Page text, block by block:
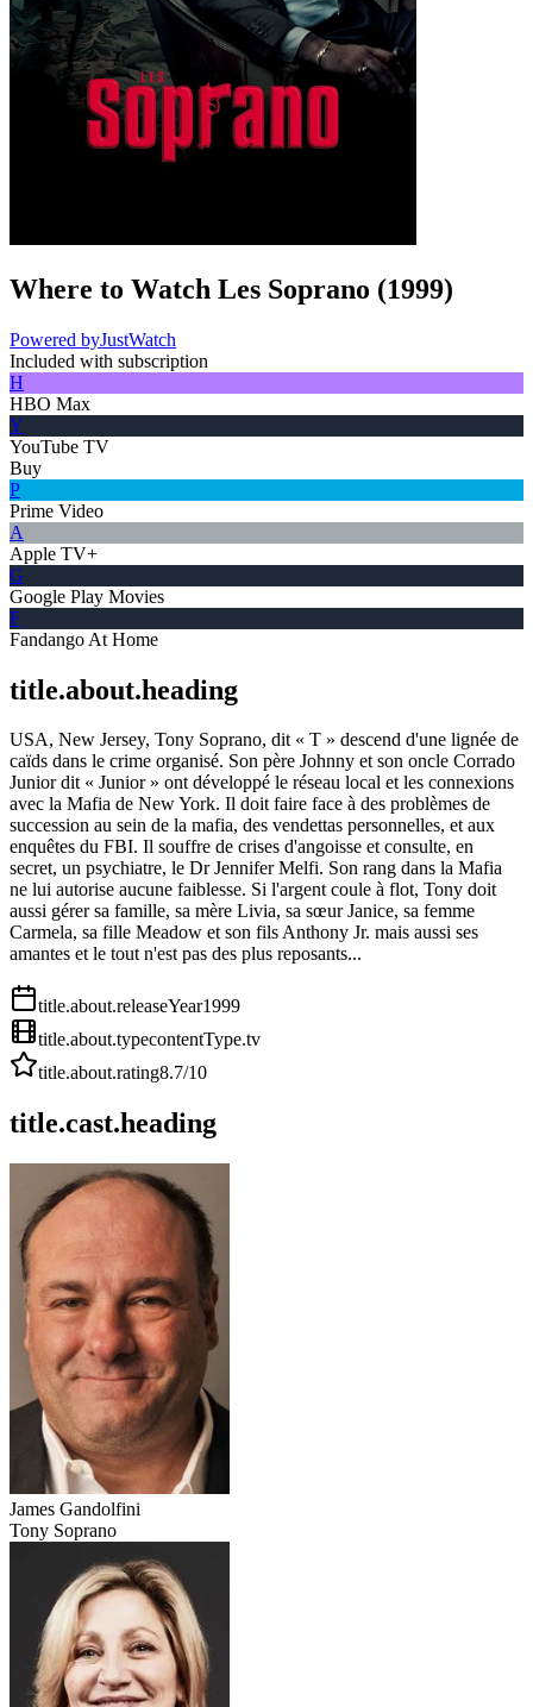
Where to Watch Les Soprano (1999)
Powered byJustWatch
Included with subscription
H
HBO Max
Y
YouTube TV
Buy
P
Prime Video
A
Apple TV+
G
Google Play Movies
F
Fandango At Home
title.about.heading
USA, New Jersey, Tony Soprano, dit « T » descend d'une lignée de
caïds dans le crime organisé. Son père Johnny et son oncle Corrado
Junior dit « Junior » ont développé le réseau local et les connexions
avec la Mafia de New York. Il doit faire face à des problèmes de
succession au sein de la mafia, des vendettas personnelles, et aux
enquêtes du FBI. Il souffre de crises d'angoisse et consulte, en
secret, un psychiatre, le Dr Jennifer Melfi. Son rang dans la Mafia
ne lui autorise aucune faiblesse. Si l'argent coule à flot, Tony doit
aussi gérer sa famille, sa mère Livia, sa sœur Janice, sa femme
Carmela, sa fille Meadow et son fils Anthony Jr. mais aussi ses
amantes et le tout n'est pas des plus reposants...
title.about.releaseYear1999
title.about.typecontentType.tv
title.about.rating8.7/10
title.cast.heading
James Gandolfini
Tony Soprano